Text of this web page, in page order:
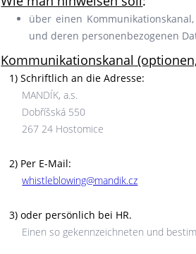
über einen
und deren personenbezogenen
Kommunikationskanal
1) Schriftlich an die Adresse:
MANDÍK, a.s.
Dobříšská 550
267 24 Hostomice
2) Per E-Mail:
whistleblowing@mandik.cz
3) oder persönlich bei HR.
Einen so gekennzeichneten und